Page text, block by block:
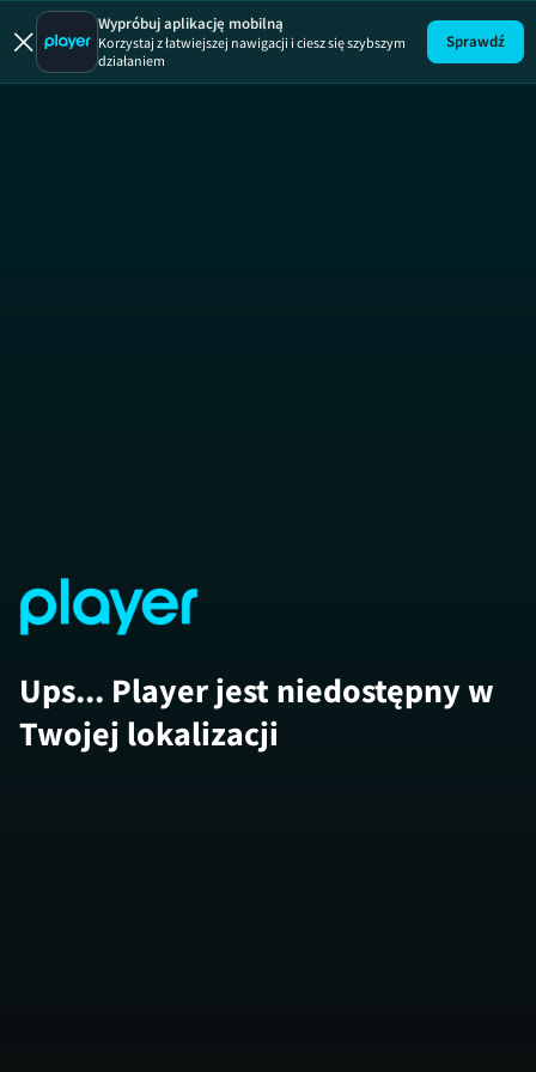
Absurdy
Wypróbuj aplikację mobilną
Korzystaj z łatwiejszej nawigacji i ciesz się szybszym
działaniem
Sprawdź
Ups... Player jest niedostępny w
Twojej lokalizacji